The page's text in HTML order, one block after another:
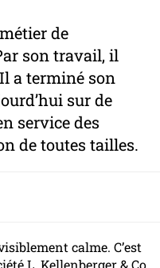
de
son travail, il
a terminé son
sur de
service des
de toutes tailles.
calme. C’est
L. Kellenberger & Co.